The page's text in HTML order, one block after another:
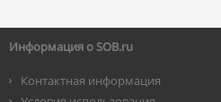
Информация о SOB.ru
Контактная информация